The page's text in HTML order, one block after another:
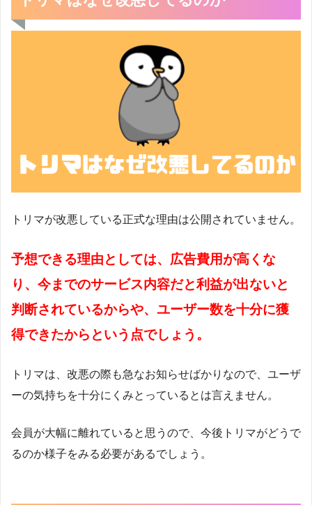
トリマが改悪している正式な理由は公開されていません。
予想できる理由としては、広告費用が高くな
り、今までのサービス内容だと利益が出ないと
判断されているからや、ユーザー数を十分に獲
得できたからという点でしょう。
トリマは、改悪の際も急なお知らせばかりなので、ユーザ
ーの気持ちを十分にくみとっているとは言えません。
会員が大幅に離れていると思うので、今後トリマがどうで
るのか様子をみる必要があるでしょう。